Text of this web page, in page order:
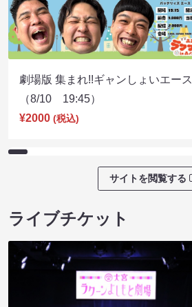
劇場版 集まれ!!ギャンしょいエース
（8/10 19:45）
¥2000 (税込)
サイトを閲覧する
ライブチケット